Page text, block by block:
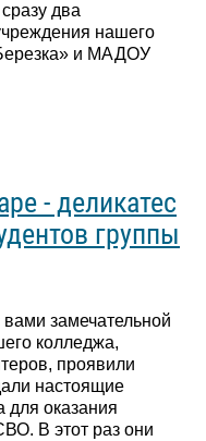
два
нашего
и МАДОУ
- деликатес
группы
замечательной
колледжа,
проявили
настоящие
для оказания
В этот раз они